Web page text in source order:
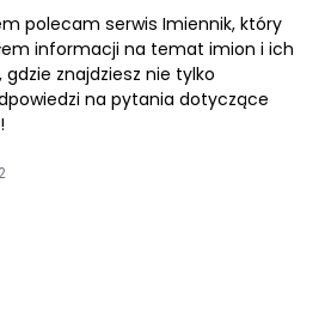
polecam serwis Imiennik, który
informacji na temat imion i ich
znajdziesz nie tylko
na pytania dotyczące